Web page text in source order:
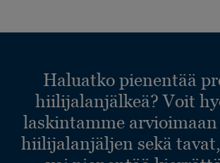
Haluatko pienentää
hiilijalanjälkeä? Voit
laskintamme
hiilijalanjäljen sekä